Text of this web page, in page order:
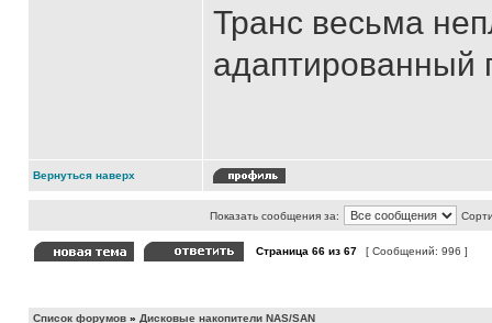
Транс весьма
адаптированный
Вернуться наверх
Показать сообщения за:
Страница 66 из 67 [ Сообщений: 996 ]
Список форумов » Дисковые накопители NAS/SAN